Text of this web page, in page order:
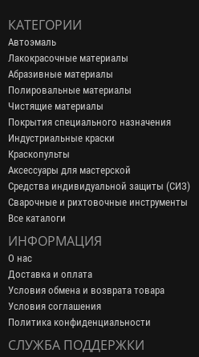
КАТЕГОРИИ
Автоэмаль
Лакокрасочные материалы
Абразивные материалы
Полировальные материалы
Чистящие материалы
Покрытия специального назначения
Индустриальные краски
Краскопульты
Аксессуары для мастерской
Средства индивидуальной защиты (СИЗ)
Сварочные и рихтовочные инструменты
Все каталоги
ИНФОРМАЦИЯ
О нас
Доставка и оплата
Условия обмена и возврата товара
Условия соглашения
Политика конфиденциальности
СЛУЖБА ПОДДЕРЖКИ